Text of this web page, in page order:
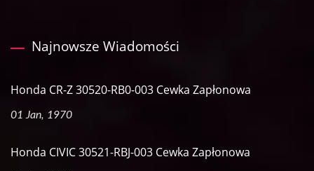
Najnowsze Wiadomości
Honda CR-Z 30520-RB0-003 Cewka Zapłonowa
01 Jan, 1970
Honda CIVIC 30521-RBJ-003 Cewka Zapłonowa